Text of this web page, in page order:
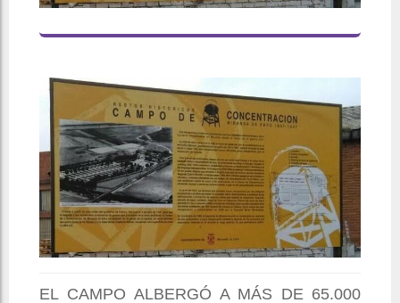
EL CAMPO ALBERGÓ A MÁS DE 65.000